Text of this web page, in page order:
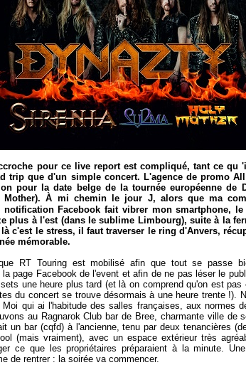
pour ce live report est compliqué, tant ce qu
trip que d'un simple concert. L'agence de promo
pour la date belge de la tournée européenne de
À mi chemin le jour J, alors que ma
Facebook fait vibrer mon smartphone,
plus à l'est (dans le sublime Limbourg), suite à la
là c'est le stress, il faut traverser le ring d'Anvers,
mémorable.
RT Touring est mobilisé afin que tout se passe
page Facebook de l'event et afin de ne pas léser le
une heure plus tard (et là on comprend qu'on est
du concert se trouve désormais à une heure trente !).
qui ai l'habitude des salles françaises, aux normes
au Ragnarok Club bar de Bree, charmante ville de
un bar (cqfd) à l'ancienne, tenu par deux tenancières
(mais vraiment), avec un espace extérieur très
ce que les propriétaires préparaient à la minute.
de rentrer : la soirée va commencer.